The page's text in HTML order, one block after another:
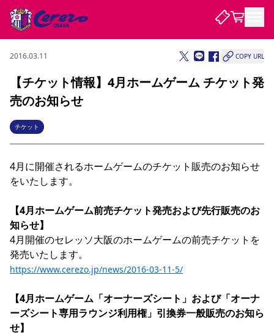
試合・チーム
試合について
試合日程 / 結果
チームについて
選手・スタッフ スケジュール メディア情報 アクセス レディース
アカデミー ハナサカプレーヤー
観戦する
チケット
チケット情報 販売スケジュール 価格・席種 購入方法
シーズンシート
特定興行入場券
観戦ガイド
初めて観戦ガイド
観戦マナー&ルール
ビジターサポーター観戦ガイド 公式アプリ
スタジアム
DAZNで観戦
DAZNで観戦
クラブを知る
セレッソ大阪について
クラブ紹介 沿革 シーズン記録 求人情報
サポートする
パートナー企業募集中
セレッソアイデアちょうだいな
Lise（ライセンスビジネス）
サステナビリティ
サステナビリティポリシー SDGsのゴール インパクトレポート
活動レポート
ファンクラブ
ファンクラブ
SAKURA SOCIO
まいセレチケット
ニュース
ニュース
ホームタウン パートナー スポーツクラブ メディア 30周年
レディース
アカデミー
2016.03.11 COPY URL
【チケット情報】4月ホームゲーム チケット発
売のお知らせ
チケット
4月に開催されるホームゲームのチケット販売のお知らせ
をいたします。
【4月ホームゲーム前売チケット発売および先行販売のお
知らせ】
4月開催のセレッソ大阪のホームゲームの前売チケットを
https://www.cerezo.jp/news/2016-03-11-5/
【4月ホームゲーム「オーナーズシート」および「オーナ
ーズシート専用ラウンジ利用権」引換券一般販売のお知ら
せ】